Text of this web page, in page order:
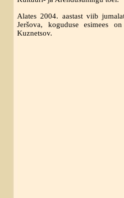
Alates 2004. aastast viib
Jeršova, koguduse esimees
Kuznetsov.